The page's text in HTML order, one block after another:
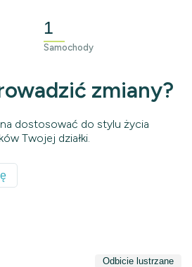
1
Samochody
zmiany?
dostosować do stylu życia
Twojej działki.
Odbicie lustrzane